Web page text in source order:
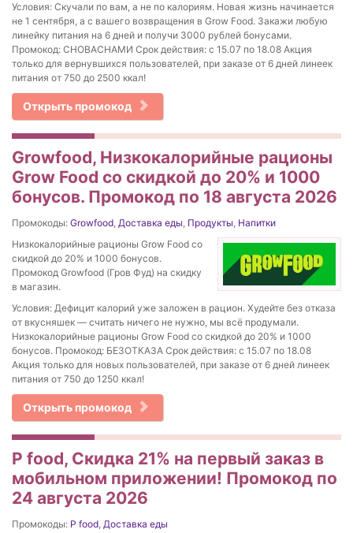
Условия: Скучали по вам, а не по калориям. Новая жизнь начинается
не 1 сентября, а с вашего возвращения в Grow Food. Закажи любую
линейку питания на 6 дней и получи 3000 рублей бонусами.
Промокод: СНОВАСНАМИ Срок действия: с 15.07 по 18.08 Акция
только для вернувшихся пользователей, при заказе от 6 дней линеек
питания от 750 до 2500 ккал!
Открыть промокод
Growfood, Низкокалорийные рационы
Grow Food со скидкой до 20% и 1000
бонусов. Промокод по 18 августа 2026
Промокоды: Growfood, Доставка еды, Продукты, Напитки
Низкокалорийные рационы Grow Food со
скидкой до 20% и 1000 бонусов.
Промокод Growfood (Гров Фуд) на скидку
в магазин.
Условия: Дефицит калорий уже заложен в рацион. Худейте без отказа
от вкусняшек — считать ничего не нужно, мы всё продумали.
Низкокалорийные рационы Grow Food со скидкой до 20% и 1000
бонусов. Промокод: БЕЗОТКАЗА Срок действия: с 15.07 по 18.08
Акция только для новых пользователей, при заказе от 6 дней линеек
питания от 750 до 1250 ккал!
Открыть промокод
P food, Скидка 21% на первый заказ в
мобильном приложении! Промокод по
24 августа 2026
Промокоды: P food, Доставка еды